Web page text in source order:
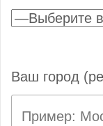
Ваш город